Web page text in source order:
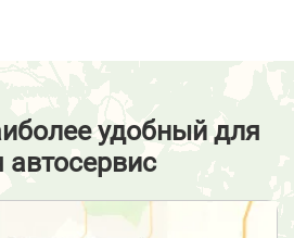
удобный для
автосервис